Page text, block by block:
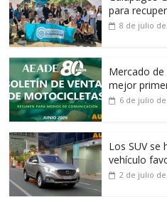
para
8 de julio de
Mercado
mejor
6 de julio de
Los SUV se
vehículo
2 de julio de